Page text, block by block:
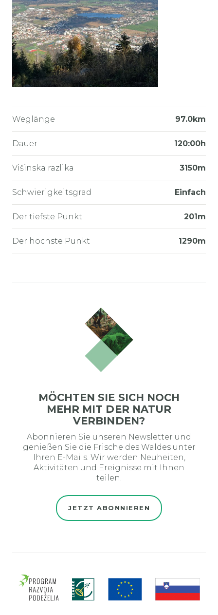
Weglänge 97.0km
Dauer 120:00h
Višinska razlika 3150m
Schwierigkeitsgrad Einfach
Der tiefste Punkt 201m
Der höchste Punkt 1290m
MÖCHTEN SIE SICH NOCH
MEHR MIT DER NATUR
VERBINDEN?
Abonnieren Sie unseren Newsletter und
genießen Sie die Frische des Waldes unter
Ihren E-Mails. Wir werden Neuheiten,
Aktivitäten und Ereignisse mit Ihnen
teilen.
JETZT ABONNIEREN